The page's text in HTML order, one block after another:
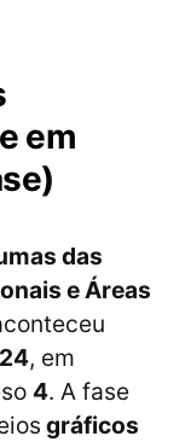
em
das
e Áreas
, em
4. A fase
gráficos